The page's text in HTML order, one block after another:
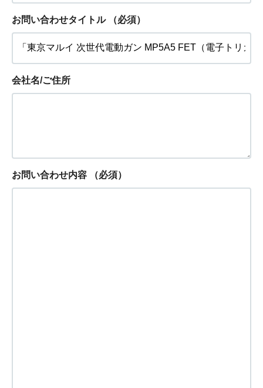
お問い合わせタイトル （必須）
会社名/ご住所
お問い合わせ内容 （必須）